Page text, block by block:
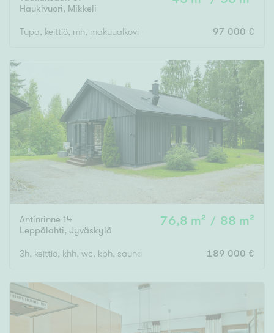
Haukivuori, Mikkeli
Tupa, keittiö, mh, makuualkovi + rantasauna + aitta97 000 €
Antinrinne 14
Leppälahti, Jyväskylä
76,8 m² / 88 m²
3h, keittiö, khh, wc, kph, sauna 189 000 €